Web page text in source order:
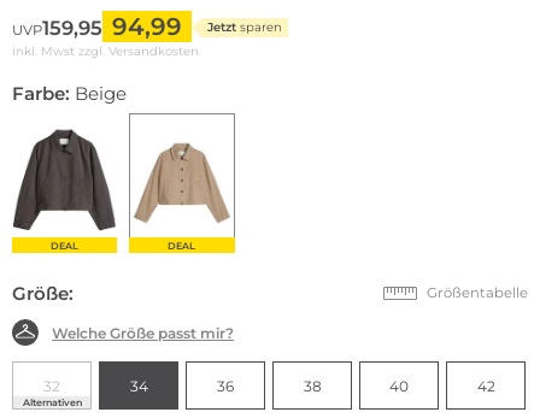
UVP159,95 94,99 Jetzt sparen
inkl. Mwst zzgl. Versandkosten
Farbe: Beige
DEAL DEAL
Größe: Größentabelle
Welche Größe passt mir?
32
Alternativen
34 36 38 40 42